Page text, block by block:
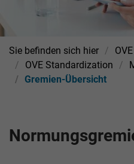
Sie befinden sich hier
OVE Standardization
Gremien-Übersicht